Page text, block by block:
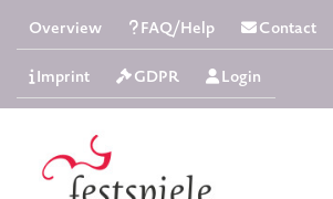
Overview FAQ/Help Contact
Imprint GDPR Login